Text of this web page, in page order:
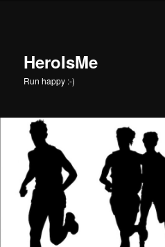
inhoud
inhoudHeroIsMe
Run happy :-)